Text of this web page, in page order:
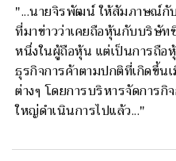
"...นายจิรพัฒน์ ให้สัมภาษณ์กั
ที่มาข่าวว่าเคยถือหุ้นกับบริษัท
หนึ่งในผู้ถือหุ้น แต่เป็นการถือ
ธุรกิจการค้าตามปกติที่เกิดขึ้น
ต่างๆ โดยการบริหารจัดการ
ใหญ่ดำเนินการไปแล้ว..."